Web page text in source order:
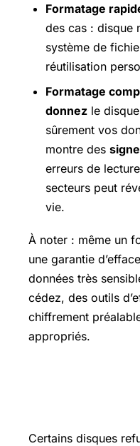
Formatage
des cas : disque
système de
réutilisation
Formatage
donnez le
sûrement vos
montre des
erreurs de
secteurs peut
vie.
À noter : même un
une garantie
données très
cédez, des outils
chiffrement
appropriés.
Certains disques